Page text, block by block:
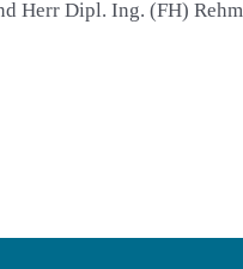
Herr Dipl. Ing. (FH) Rehm